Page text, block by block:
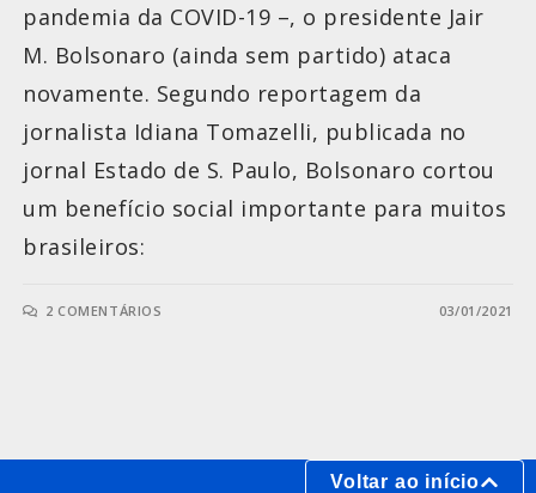
pandemia da COVID-19 –, o presidente Jair
M. Bolsonaro (ainda sem partido) ataca
novamente. Segundo reportagem da
jornalista Idiana Tomazelli, publicada no
jornal Estado de S. Paulo, Bolsonaro cortou
um benefício social importante para muitos
brasileiros:
2 COMENTÁRIOS 03/01/2021
Voltar ao início